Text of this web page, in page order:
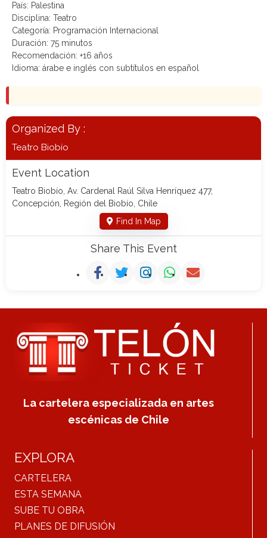
País: Palestina
Disciplina: Teatro
Categoría: Programación Internacional
Duración: 75 minutos
Recomendación: +16 años
Idioma: árabe e inglés con subtítulos en español
Organized By :
Teatro Biobío
Event Location
Teatro Biobío, Av. Cardenal Raúl Silva Henríquez 477,
Concepción, Región del Biobío, Chile
Find In Map
Share This Event
La cartelera especializada en artes
escénicas de Chile
EXPLORA
CARTELERA
ESTA SEMANA
SUBE TU OBRA
PLANES DE DIFUSIÓN